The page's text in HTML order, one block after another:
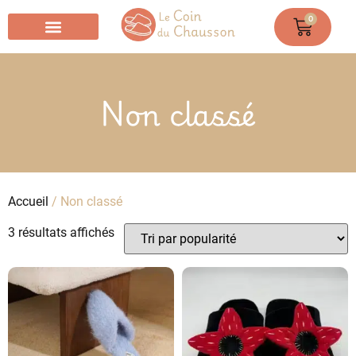
0
Non classé
Accueil / Non classé
3 résultats affichés